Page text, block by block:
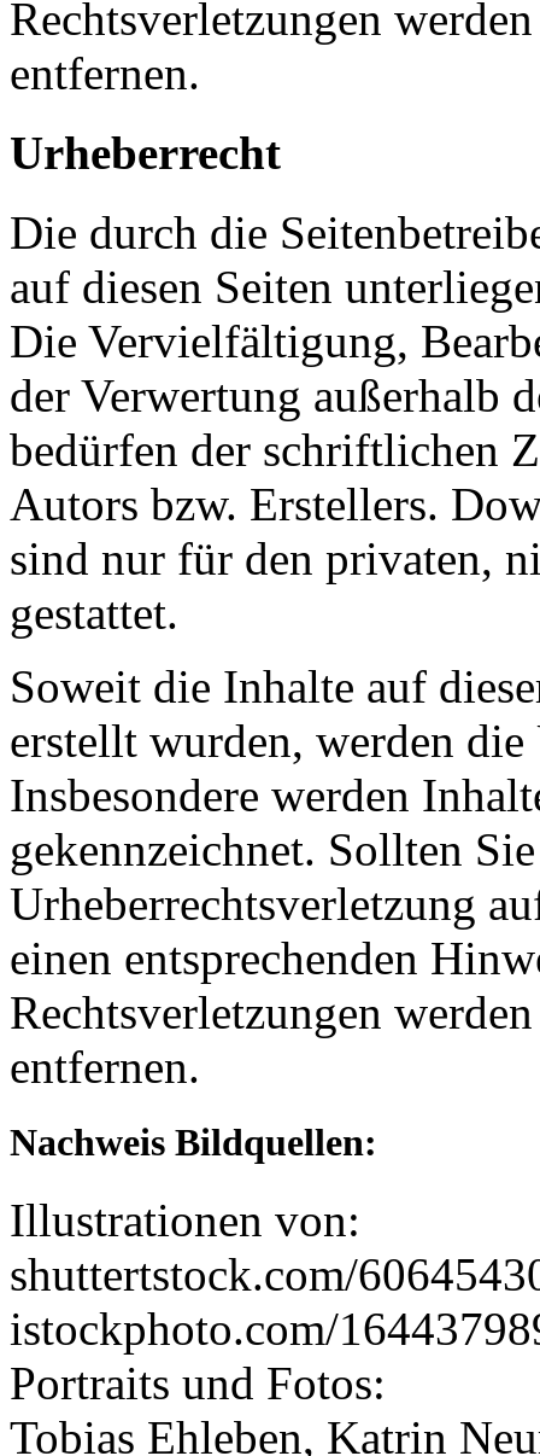
Rechtsverletzungen
entfernen.
Urheberrecht
Die durch die
auf diesen Seiten
Die Vervielfältigung,
der Verwertung außerhalb
bedürfen der schriftlichen
Autors bzw. Erstellers.
sind nur für den privaten,
gestattet.
Soweit die Inhalte auf
erstellt wurden, werden
Insbesondere werden
gekennzeichnet. Sollten
Urheberrechtsverletzung
einen entsprechenden
Rechtsverletzungen
entfernen.
Nachweis Bildquellen:
Illustrationen von:
shuttertstock.com/
istockphoto.com/
Portraits und Fotos:
Tobias Ehleben, Katrin